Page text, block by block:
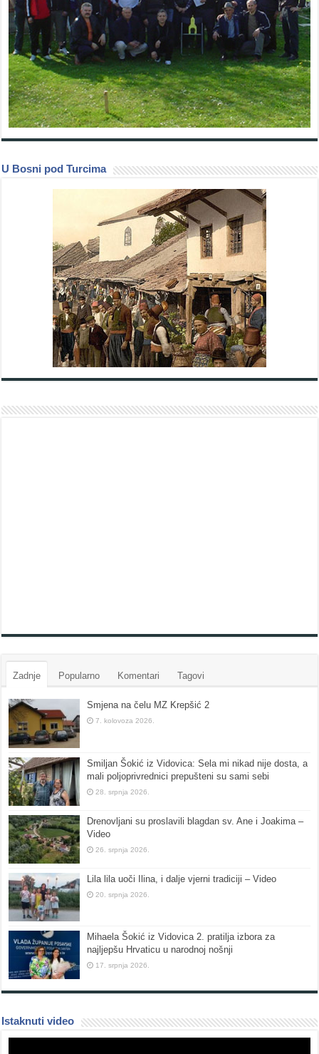
U Bosni pod Turcima
Zadnje Popularno Komentari Tagovi
Smjena na čelu MZ Krepšić 2
7. kolovoza 2026.
Smiljan Šokić iz Vidovica: Sela mi nikad nije dosta, a
mali poljoprivrednici prepušteni su sami sebi
28. srpnja 2026.
Drenovljani su proslavili blagdan sv. Ane i Joakima –
Video
26. srpnja 2026.
Lila lila uoči Ilina, i dalje vjerni tradiciji – Video
20. srpnja 2026.
Mihaela Šokić iz Vidovica 2. pratilja izbora za
najljepšu Hrvaticu u narodnoj nošnji
17. srpnja 2026.
Istaknuti video